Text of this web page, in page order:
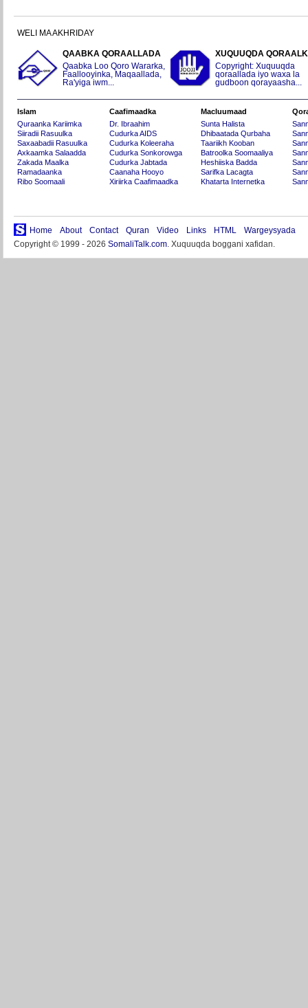
WELI MA AKHRIDAY
QAABKA QORAALLADA
Qaabka Loo Qoro Wararka,
Faallooyinka, Maqaallada,
Ra'yiga iwm...
XUQUUQDA
Copyright: Xuquuqda
qoraallada iyo waxa la
gudboon qorayaasha...
Islam
Quraanka Kariimka
Siiradii Rasuulka
Saxaabadii Rasuulka
Axkaamka Salaadda
Zakada Maalka
Ramadaanka
Ribo Soomaali
Caafimaadka
Dr. Ibraahim
Cudurka AIDS
Cudurka Koleeraha
Cudurka Sonkorowga
Cudurka Jabtada
Caanaha Hooyo
Xiriirka Caafimaadka
Macluumaad
Sunta Halista
Dhibaatada Qurbaha
Taariikh Kooban
Batroolka Soomaaliya
Heshiiska Badda
Sarifka Lacagta
Khatarta Internetka
Home About Contact Quran Video Links HTML
Wargeysyada
Copyright © 1999 - 2026 SomaliTalk.com. Xuquuqda boggani xafidan.